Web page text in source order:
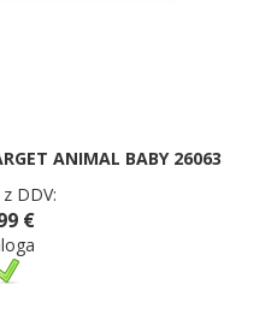
ANIMAL BABY 26063
DDV:
€